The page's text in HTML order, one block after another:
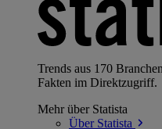
Trends aus 170
Fakten im Direktzugriff.
Mehr über Statista
Über Statista